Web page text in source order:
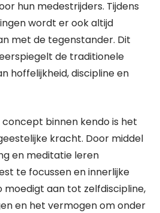
hun medestrijders. Tijdens
wordt er ook altijd
met de tegenstander. Dit
de traditionele
hoffelijkheid, discipline en
binnen kendo is het
kracht. Door middel
en meditatie leren
te focussen en innerlijke
moedigt aan tot zelfdiscipline,
en het vermogen om onder